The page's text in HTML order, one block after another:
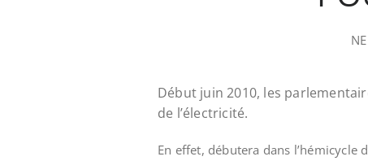
Début juin 2010, les
de l’électricité.
En effet, débutera dans l’hémicycle